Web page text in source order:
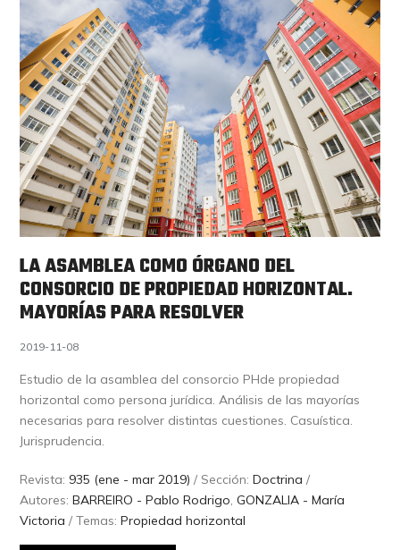
LA ASAMBLEA COMO ÓRGANO DEL
CONSORCIO DE PROPIEDAD HORIZONTAL.
MAYORÍAS PARA RESOLVER
2019-11-08
Estudio de la asamblea del consorcio PHde propiedad
horizontal como persona jurídica. Análisis de las mayorías
necesarias para resolver distintas cuestiones. Casuística.
Jurisprudencia.
Revista: 935 (ene - mar 2019) / Sección:Doctrina /
Autores:BARREIRO - Pablo Rodrigo,GONZALIA - María
Victoria / Temas:Propiedad horizontal